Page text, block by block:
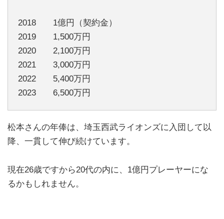
2018 1億円（契約金）
2019 1,500万円
2020 2,100万円
2021 3,000万円
2022 5,400万円
2023 6,500万円
松本さんの年俸は、埼玉西武ライオンズに入団して以
降、一貫して伸び続けています。
現在26歳ですから20代の内に、1億円プレーヤーにな
るかもしれません。